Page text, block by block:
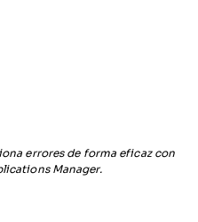
errores de forma eficaz con
Manager.